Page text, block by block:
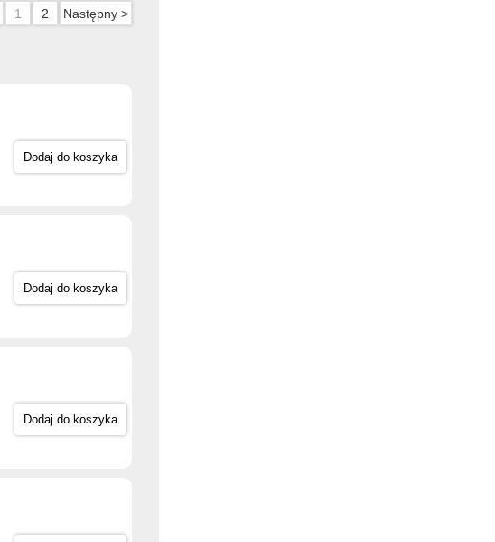
1 2 Następny >
Dodaj do koszyka
Dodaj do koszyka
Dodaj do koszyka